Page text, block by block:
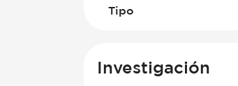
Tipo
Investigación